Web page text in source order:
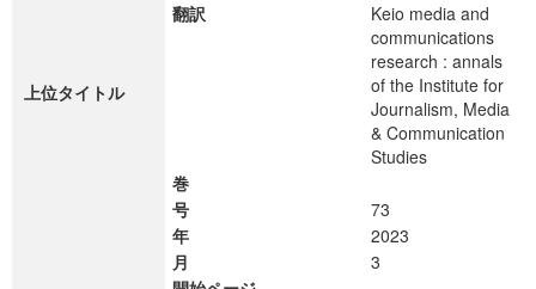
上位タイトル
翻訳
Keio media and
communications
research : annals
of the Institute for
Journalism, Media
& Communication
Studies
巻
号
73
年
2023
月
3